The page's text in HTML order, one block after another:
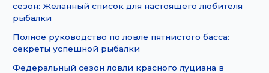
сезон: Желанный список для настоящего любителя
рыбалки
Полное руководство по ловле пятнистого басса:
секреты успешной рыбалки
Федеральный сезон ловли красного луциана в